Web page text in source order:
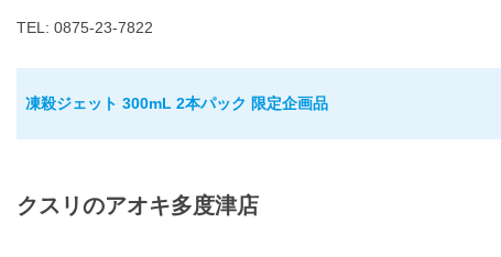
TEL: 0875-23-7822
凍殺ジェット 300mL 2本パック 限定企画品
クスリのアオキ多度津店